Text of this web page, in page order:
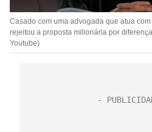
Casado com uma advogada que atua
rejeitou a proposta milionária por
Youtube)